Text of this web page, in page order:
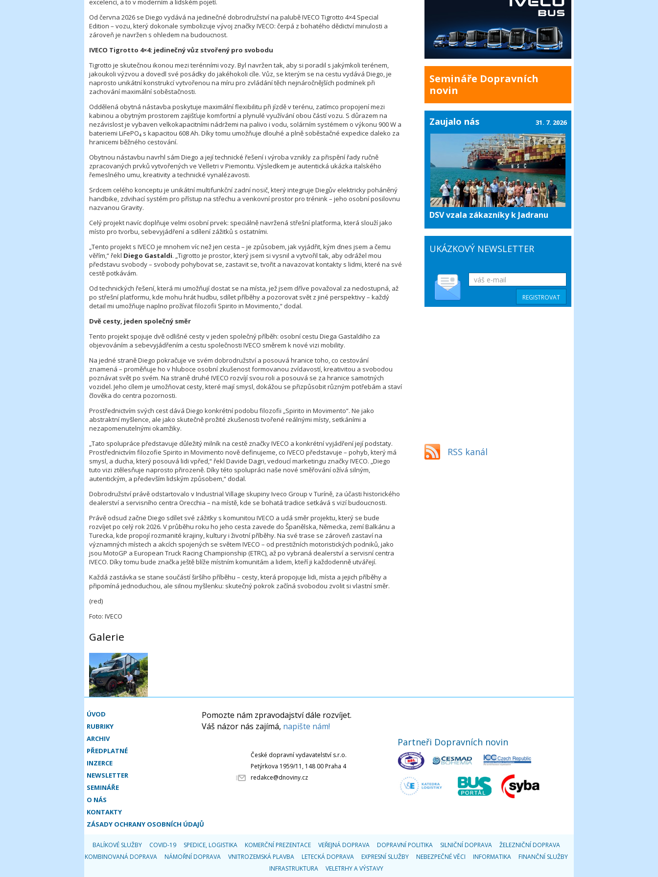
excelenci, a to v moderním a lidském pojetí.
Od června 2026 se Diego vydává na jedinečné dobrodružství na palubě IVECO Tigrotto 4×4 Special
Edition – vozu, který dokonale symbolizuje vývoj značky IVECO: čerpá z bohatého dědictví minulosti a
zároveň je navržen s ohledem na budoucnost.
IVECO Tigrotto 4×4: jedinečný vůz stvořený pro svobodu
Tigrotto je skutečnou ikonou mezi terénními vozy. Byl navržen tak, aby si poradil s jakýmkoli terénem,
jakoukoli výzvou a dovedl své posádky do jakéhokoli cíle. Vůz, se kterým se na cestu vydává Diego, je
naprosto unikátní konstrukcí vytvořenou na míru pro zvládání těch nejnáročnějších podmínek při
zachování maximální soběstačnosti.
Oddělená obytná nástavba poskytuje maximální flexibilitu při jízdě v terénu, zatímco propojení mezi
kabinou a obytným prostorem zajišťuje komfortní a plynulé využívání obou částí vozu. S důrazem na
nezávislost je vybaven velkokapacitními nádržemi na palivo i vodu, solárním systémem o výkonu 900 W a
bateriemi LiFePO₄ s kapacitou 608 Ah. Díky tomu umožňuje dlouhé a plně soběstačné expedice daleko za
hranicemi běžného cestování.
Obytnou nástavbu navrhl sám Diego a její technické řešení i výroba vznikly za přispění řady ručně
zpracovaných prvků vytvořených ve Velletri v Piemontu. Výsledkem je autentická ukázka italského
řemeslného umu, kreativity a technické vynalézavosti.
Srdcem celého konceptu je unikátní multifunkční zadní nosič, který integruje Diegův elektricky poháněný
handbike, zdvihací systém pro přístup na střechu a venkovní prostor pro trénink – jeho osobní posilovnu
nazvanou Gravity.
Celý projekt navíc doplňuje velmi osobní prvek: speciálně navržená střešní platforma, která slouží jako
místo pro tvorbu, sebevyjádření a sdílení zážitků s ostatními.
„Tento projekt s IVECO je mnohem víc než jen cesta – je způsobem, jak vyjádřit, kým dnes jsem a čemu
věřím,“ řekl Diego Gastaldi. „Tigrotto je prostor, který jsem si vysnil a vytvořil tak, aby odrážel mou
představu svobody – svobody pohybovat se, zastavit se, tvořit a navazovat kontakty s lidmi, které na své
cestě potkávám.
Od technických řešení, která mi umožňují dostat se na místa, jež jsem dříve považoval za nedostupná, až
po střešní platformu, kde mohu hrát hudbu, sdílet příběhy a pozorovat svět z jiné perspektivy – každý
detail mi umožňuje naplno prožívat filozofii Spirito in Movimento,“ dodal.
Dvě cesty, jeden společný směr
Tento projekt spojuje dvě odlišné cesty v jeden společný příběh: osobní cestu Diega Gastaldiho za
objevováním a sebevyjádřením a cestu společnosti IVECO směrem k nové vizi mobility.
Na jedné straně Diego pokračuje ve svém dobrodružství a posouvá hranice toho, co cestování
znamená – proměňuje ho v hluboce osobní zkušenost formovanou zvídavostí, kreativitou a svobodou
poznávat svět po svém. Na straně druhé IVECO rozvíjí svou roli a posouvá se za hranice samotných
vozidel. Jeho cílem je umožňovat cesty, které mají smysl, dokážou se přizpůsobit různým potřebám a staví
člověka do centra pozornosti.
Prostřednictvím svých cest dává Diego konkrétní podobu filozofii „Spirito in Movimento“. Ne jako
abstraktní myšlence, ale jako skutečně prožité zkušenosti tvořené reálnými místy, setkáními a
nezapomenutelnými okamžiky.
„Tato spolupráce představuje důležitý milník na cestě značky IVECO a konkrétní vyjádření její podstaty.
Prostřednictvím filozofie Spirito in Movimento nově definujeme, co IVECO představuje – pohyb, který má
smysl, a ducha, který posouvá lidi vpřed,“ řekl Davide Dagri, vedoucí marketingu značky IVECO. „Diego
tuto vizi ztělesňuje naprosto přirozeně. Díky této spolupráci naše nové směřování ožívá silným,
autentickým, a především lidským způsobem,“ dodal.
Dobrodružství právě odstartovalo v Industrial Village skupiny Iveco Group v Turíně, za účasti historického
dealerství a servisního centra Orecchia – na místě, kde se bohatá tradice setkává s vizí budoucnosti.
Právě odsud začne Diego sdílet své zážitky s komunitou IVECO a udá směr projektu, který se bude
rozvíjet po celý rok 2026. V průběhu roku ho jeho cesta zavede do Španělska, Německa, zemí Balkánu a
Turecka, kde propojí rozmanité krajiny, kultury i životní příběhy. Na své trase se zároveň zastaví na
významných místech a akcích spojených se světem IVECO – od prestižních motoristických podniků, jako
jsou MotoGP a European Truck Racing Championship (ETRC), až po vybraná dealerství a servisní centra
IVECO. Díky tomu bude značka ještě blíže místním komunitám a lidem, kteří ji každodenně utvářejí.
Každá zastávka se stane součástí širšího příběhu – cesty, která propojuje lidi, místa a jejich příběhy a
připomíná jednoduchou, ale silnou myšlenku: skutečný pokrok začíná svobodou zvolit si vlastní směr.
(red)
Foto: IVECO
Galerie
Semináře Dopravních
novin
Zaujalo nás
DSV vzala zákazníky k Jadranu
31. 7. 2026
UKÁZKOVÝ NEWSLETTER
RSS kanál
ÚVOD
RUBRIKY
ARCHIV
PŘEDPLATNÉ
INZERCE
NEWSLETTER
SEMINÁŘE
O NÁS
KONTAKTY
ZÁSADY OCHRANY OSOBNÍCH ÚDAJŮ
Pomozte nám zpravodajství dále rozvíjet.
Váš názor nás zajímá, napište nám!
České dopravní vydavatelství s.r.o.
Petýrkova 1959/11, 148 00 Praha 4
redakce@dnoviny.cz
Partneři Dopravních novin
BALÍKOVÉ SLUŽBY COVID-19 SPEDICE, LOGISTIKA KOMERČNÍ PREZENTACE VEŘEJNÁ DOPRAVA DOPRAVNÍ POLITIKA SILNIČNÍ DOPRAVA
ŽELEZNIČNÍ DOPRAVA
KOMBINOVANÁ DOPRAVA
NÁMOŘNÍ DOPRAVA VNITROZEMSKÁ PLAVBA LETECKÁ DOPRAVA EXPRESNÍ SLUŽBY NEBEZPEČNÉ VĚCI INFORMATIKA
FINANČNÍ SLUŽBY
INFRASTRUKTURA
VELETRHY A VÝSTAVY